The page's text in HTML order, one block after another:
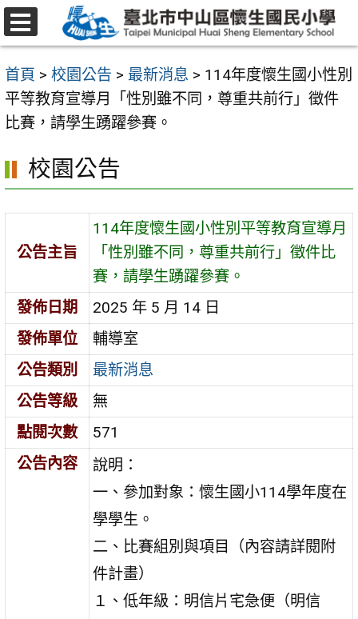
跳
至
要
內
容
首頁 > 校園公告 > 最新消息 > 114年度懷生國小性別
平等教育宣導月「性別雖不同，尊重共前行」徵件
比賽，請學生踴躍參賽。
校園公告
公告主旨
114年度懷生國小性別平等教育宣導月
「性別雖不同，尊重共前行」徵件比
賽，請學生踴躍參賽。
發佈日期
2025 年 5 月 14 日
發佈單位
輔導室
公告類別
最新消息
公告等級
無
點閱次數
571
公告內容
說明：
一、參加對象：懷生國小114學年度在
學學生。
二、比賽組別與項目（內容請詳閱附
件計畫）
１、低年級：明信片宅急便（明信
選
單